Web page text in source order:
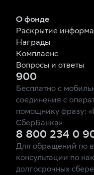
О фонде
Раскрытие
Награды
Комплаенс
Вопросы и ответы
900
Бесплатно с
соединения с
помощнику фразу:
СберБанка»
8 800 234 0
Для обращений по
консультации по
долгосрочных